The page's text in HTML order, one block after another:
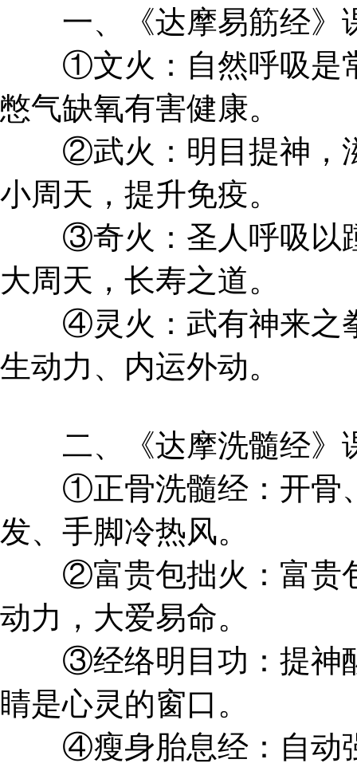
一、《达摩易筋经》
①文火：自然呼吸是常
憋气缺氧有害健康。
②武火：明目提神，滋
小周天，提升免疫。
③奇火：圣人呼吸以踵
大周天，长寿之道。
④灵火：武有神来之拳
生动力、内运外动。
二、《达摩洗髓经》
①正骨洗髓经：开骨、
发、手脚冷热风。
②富贵包拙火：富贵包
动力，大爱易命。
③经络明目功：提神醒
睛是心灵的窗口。
④瘦身胎息经：自动强